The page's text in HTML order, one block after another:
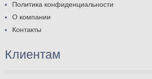
Политика конфиденциальности
О компании
Контакты
Клиентам